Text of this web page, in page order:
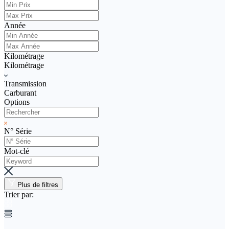
Vendez votre véhicule
Année
Kilométrage
Kilométrage
Transmission
Carburant
Options
N° Série
Mot-clé
Plus de filtres
Trier par: